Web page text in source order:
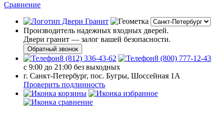
Сравнение
Производитель надежных входных дверей.
Двери гранит — залог вашей безопасности.
Обратный звонок
8 (812) 336-43-62
8 (800) 777-12-43
с 9:00 до 21:00 без выходных
г. Санкт-Петербург, пос. Бугры, Шоссейная 1А
Проверить подлинность